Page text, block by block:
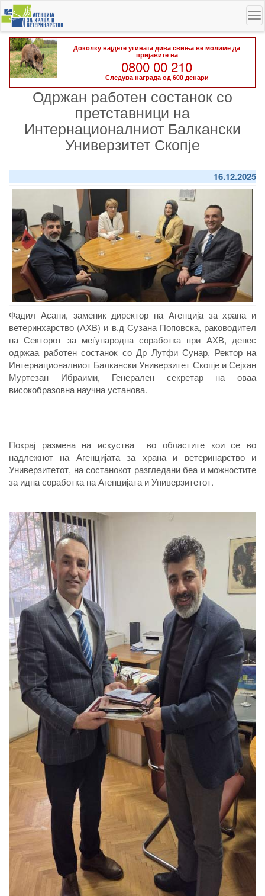
Skip
to
main
content
Доколку најдете угината дива свиња ве молиме да
пријавите на
0800 00 210
Следува награда од 600 денари
Одржан работен состанок со
претставници на
Интернационалниот Балкански
Универзитет Скопје
16.12.2025
Фадил Асани, заменик директор на Агенција за храна и
ветеринхарство (АХВ) и в.д Сузана Поповска, раководител
на Секторот за меѓународна соработка при АХВ, денес
одржаа работен состанок со Др Лутфи Сунар, Ректор на
Интернационалниот Балкански Универзитет Скопје и Сејхан
Муртезан Ибраими, Генерален секретар на оваа
високобразовна научна установа.
Покрај размена на искуства во областите кои се во
надлежнот на Агенцијата за храна и ветеринарство и
Универзитетот, на состанокот разгледани беа и можностите
за идна соработка на Агенцијата и Универзитетот.